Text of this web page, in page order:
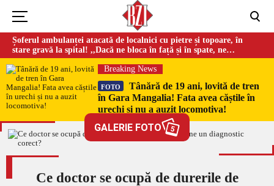
Șoferul ambulanței atacată de localnici cu pietre și topoare, în
stare gravă la spital! ,,Dacă ne bloca în față și în spate, ne
omorau…”
Breaking News
FOTO
Tânără de 19 ani, lovită de tren
în Gara Mangalia! Fata avea căștile în
urechi și nu a auzit locomotiva!
GALERIE FOTO 5
Ce doctor se ocupă de durerile de